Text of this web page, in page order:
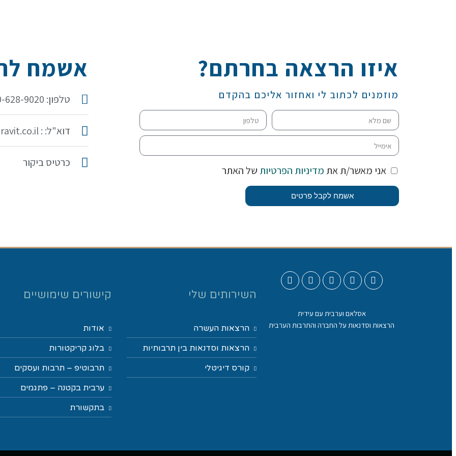
איזו הרצאה בחרתם?
מוזמנים לכתוב לי ואחזור אליכם בהקדם
אני מאשר/ת את מדיניות הפרטיות של האתר
אשמח לקבל פרטים
אשמח
טלפון: 050-628-9020
דוא"ל: : idit@iditaravit.co.il
כרטיס ביקור
אסלאם וערבית עם עידית
הרצאות וסדנאות על החברה והתרבות הערבית
השירותים שלי
הרצאות העשרה
הרצאות וסדנאות בין תרבותיות
קורס דיגיטלי
קישורים שימושיים
אודות
בלוג קריקטורות
תרבוטיפ – תרבות ועסקים
ערבית בקטנה – פתגמים
בתקשורת